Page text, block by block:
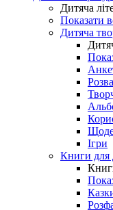
Дитяча
Показати
Дитяча
Ігри
Книги для